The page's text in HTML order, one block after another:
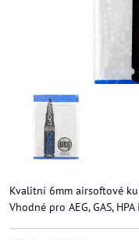
Kvalitní 6mm airsoftové
Vhodné pro AEG, GAS,